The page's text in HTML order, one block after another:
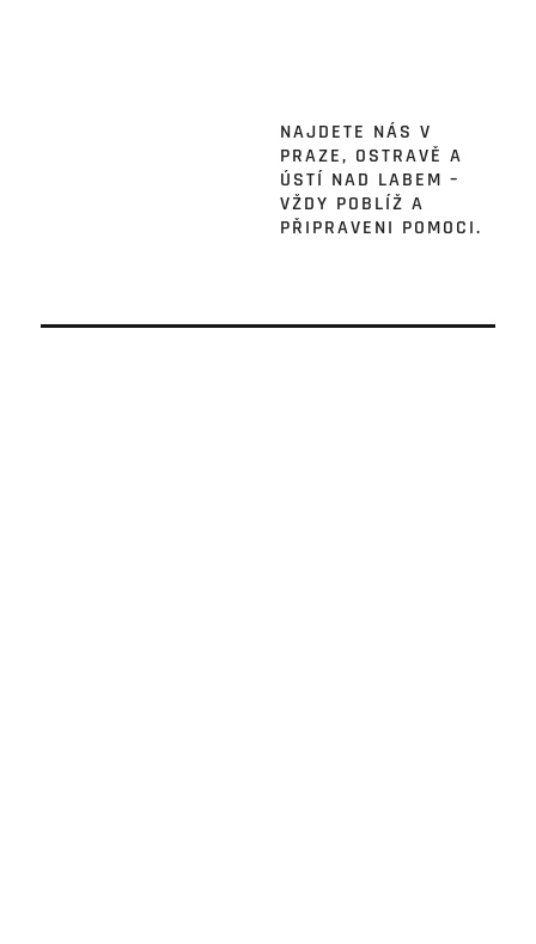
NAJDETE NÁS V
PRAZE, OSTRAVĚ A
ÚSTÍ NAD LABEM –
VŽDY POBLÍŽ A
PŘIPRAVENI POMOCI.